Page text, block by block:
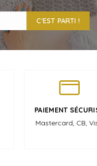
C'EST PARTI !
PAIEMENT
Mastercard, CB,